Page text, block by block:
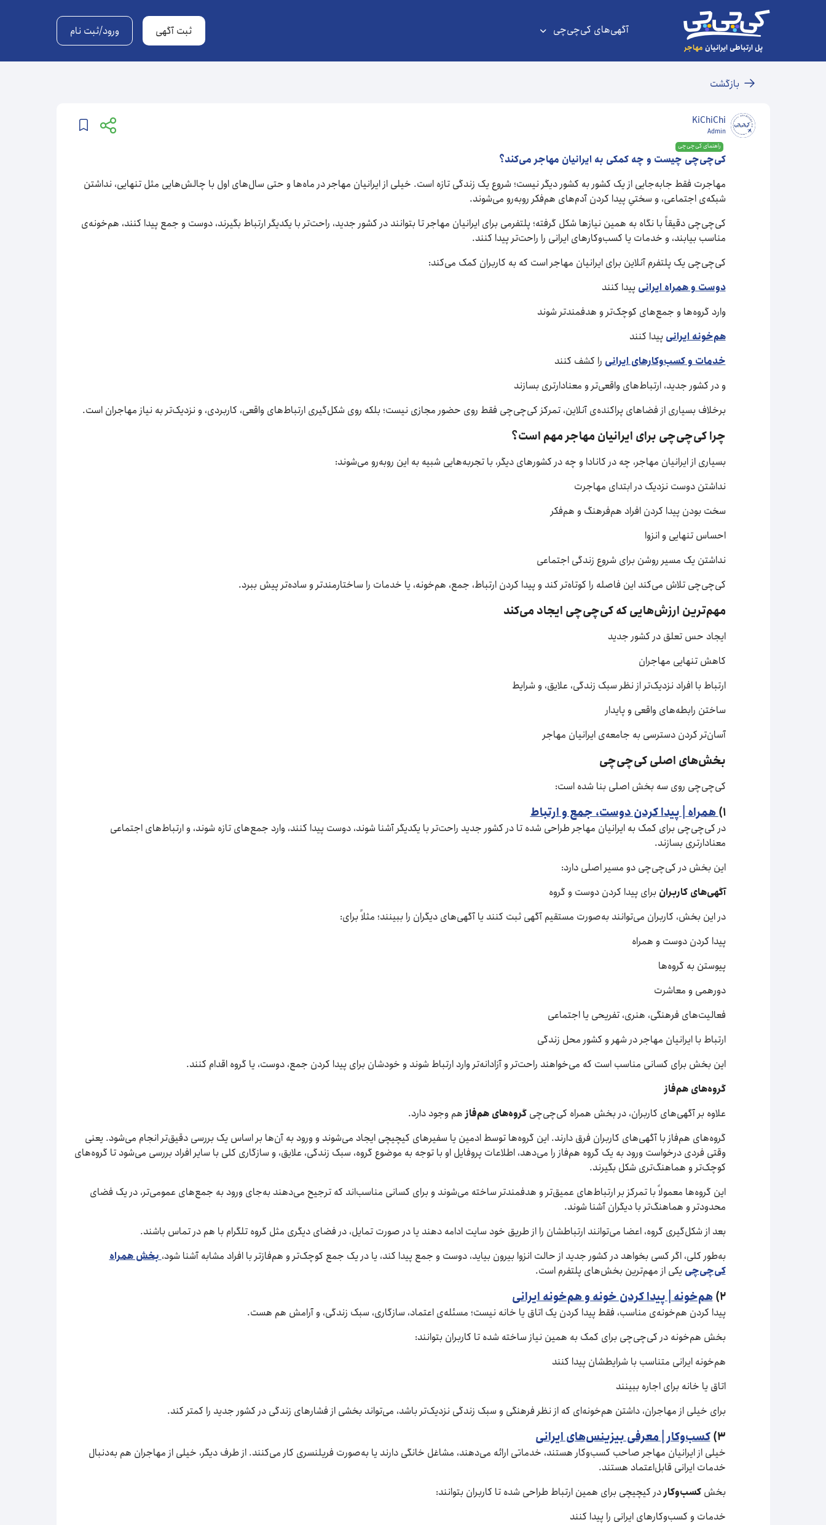
پل ارتباطی ایرانیان مهاجر
آگهی‌های کی‌چی‌چی ثبت آگهی ورود/ثبت نام
بازگشت
KiChiChi
Admin
راهنمای کی‌چی‌چی
کی‌چی‌چی چیست و چه کمکی به ایرانیان مهاجر می‌کند؟
مهاجرت فقط جابه‌جایی از یک کشور به کشور دیگر نیست؛ شروع یک زندگی تازه است. خیلی از ایرانیان مهاجر در ماه‌ها و حتی سال‌های اول با چالش‌هایی مثل تنهایی، نداشتن
شبکه‌ی اجتماعی، و سختیِ پیدا کردن آدم‌های هم‌فکر روبه‌رو می‌شوند.
کی‌چی‌چی دقیقاً با نگاه به همین نیازها شکل گرفته؛ پلتفرمی برای ایرانیان مهاجر تا بتوانند در کشور جدید، راحت‌تر با یکدیگر ارتباط بگیرند، دوست و جمع پیدا کنند، هم‌خونه‌ی
مناسب بیابند، و خدمات یا کسب‌وکارهای ایرانی را راحت‌تر پیدا کنند.
کی‌چی‌چی یک پلتفرم آنلاین برای ایرانیان مهاجر است که به کاربران کمک می‌کند:
دوست و همراه ایرانی پیدا کنند
وارد گروه‌ها و جمع‌های کوچک‌تر و هدفمندتر شوند
هم‌خونه ایرانی پیدا کنند
خدمات و کسب‌وکارهای ایرانی را کشف کنند
و در کشور جدید، ارتباط‌های واقعی‌تر و معنادارتری بسازند
برخلاف بسیاری از فضاهای پراکنده‌ی آنلاین، تمرکز کی‌چی‌چی فقط روی حضور مجازی نیست؛ بلکه روی شکل‌گیری ارتباط‌های واقعی، کاربردی، و نزدیک‌تر به نیاز مهاجران است.
چرا کی‌چی‌چی برای ایرانیان مهاجر مهم است؟
بسیاری از ایرانیان مهاجر، چه در کانادا و چه در کشورهای دیگر، با تجربه‌هایی شبیه به این روبه‌رو می‌شوند:
نداشتن دوست نزدیک در ابتدای مهاجرت
سخت بودن پیدا کردن افراد هم‌فرهنگ و هم‌فکر
احساس تنهایی و انزوا
نداشتن یک مسیر روشن برای شروع زندگی اجتماعی
کی‌چی‌چی تلاش می‌کند این فاصله را کوتاه‌تر کند و پیدا کردن ارتباط، جمع، هم‌خونه، یا خدمات را ساختارمندتر و ساده‌تر پیش ببرد.
مهم‌ترین ارزش‌هایی که کی‌چی‌چی ایجاد می‌کند
ایجاد حس تعلق در کشور جدید
کاهش تنهایی مهاجران
ارتباط با افراد نزدیک‌تر از نظر سبک زندگی، علایق، و شرایط
ساختن رابطه‌های واقعی و پایدار
آسان‌تر کردن دسترسی به جامعه‌ی ایرانیان مهاجر
بخش‌های اصلی کی‌چی‌چی
کی‌چی‌چی روی سه بخش اصلی بنا شده است:
۱) همراه | پیدا کردن دوست، جمع و ارتباط
در کی‌چی‌چی برای کمک به ایرانیان مهاجر طراحی شده تا در کشور جدید راحت‌تر با یکدیگر آشنا شوند، دوست پیدا کنند، وارد جمع‌های تازه شوند، و ارتباط‌های اجتماعی
معنادارتری بسازند.
این بخش در کی‌چی‌چی دو مسیر اصلی دارد:
آگهی‌های کاربران برای پیدا کردن دوست و گروه
در این بخش، کاربران می‌توانند به‌صورت مستقیم آگهی ثبت کنند یا آگهی‌های دیگران را ببینند؛ مثلاً برای:
پیدا کردن دوست و همراه
پیوستن به گروه‌ها
دورهمی و معاشرت
فعالیت‌های فرهنگی، هنری، تفریحی یا اجتماعی
ارتباط با ایرانیان مهاجر در شهر و کشور محل زندگی
این بخش برای کسانی مناسب است که می‌خواهند راحت‌تر و آزادانه‌تر وارد ارتباط شوند و خودشان برای پیدا کردن جمع، دوست، یا گروه اقدام کنند.
گروه‌های هم‌فاز
علاوه بر آگهی‌های کاربران، در بخش همراه کی‌چی‌چیگروه‌های هم‌فازهم وجود دارد.
گروه‌های هم‌فاز با آگهی‌های کاربران فرق دارند. این گروه‌ها توسط ادمین یا سفیرهای کیچیچی ایجاد می‌شوند و ورود به آن‌ها بر اساس یک بررسی دقیق‌تر انجام می‌شود. یعنی
وقتی فردی درخواست ورود به یک گروه هم‌فاز را می‌دهد، اطلاعات پروفایل او با توجه به موضوع گروه، سبک زندگی، علایق، و سازگاری کلی با سایر افراد بررسی می‌شود تا گروه‌های
کوچک‌تر و هماهنگ‌تری شکل بگیرند.
این گروه‌ها معمولاً با تمرکز بر ارتباط‌های عمیق‌تر و هدفمندتر ساخته می‌شوند و برای کسانی مناسب‌اند که ترجیح می‌دهند به‌جای ورود به جمع‌های عمومی‌تر، در یک فضای
محدودتر و هماهنگ‌تر با دیگران آشنا شوند.
بعد از شکل‌گیری گروه، اعضا می‌توانند ارتباطشان را از طریق خود سایت ادامه دهند یا در صورت تمایل، در فضای دیگری مثل گروه تلگرام با هم در تماس باشند.
به‌طور کلی، اگر کسی بخواهد در کشور جدید از حالت انزوا بیرون بیاید، دوست و جمع پیدا کند، یا در یک جمع کوچک‌تر و هم‌فازتر با افراد مشابه آشنا شود،بخش همراه
کی‌چی‌چی یکی از مهم‌ترین بخش‌های پلتفرم است.
۲) هم‌خونه | پیدا کردن خونه و هم‌خونه ایرانی
پیدا کردن هم‌خونه‌ی مناسب، فقط پیدا کردن یک اتاق یا خانه نیست؛ مسئله‌ی اعتماد، سازگاری، سبک زندگی، و آرامش هم هست.
بخش هم‌خونه در کی‌چی‌چی برای کمک به همین نیاز ساخته شده تا کاربران بتوانند:
هم‌خونه ایرانی متناسب با شرایطشان پیدا کنند
اتاق یا خانه برای اجاره ببینند
برای خیلی از مهاجران، داشتن هم‌خونه‌ای که از نظر فرهنگی و سبک زندگی نزدیک‌تر باشد، می‌تواند بخشی از فشارهای زندگی در کشور جدید را کمتر کند.
۳) کسب‌وکار | معرفی بیزینس‌های ایرانی
خیلی از ایرانیان مهاجر صاحب کسب‌وکار هستند، خدماتی ارائه می‌دهند، مشاغل خانگی دارند یا به‌صورت فریلنسری کار می‌کنند. از طرف دیگر، خیلی از مهاجران هم به‌دنبال
خدمات ایرانی قابل‌اعتماد هستند.
بخشکسب‌وکاردر کیچیچی برای همین ارتباط طراحی شده تا کاربران بتوانند:
خدمات و کسب‌وکارهای ایرانی را پیدا کنند